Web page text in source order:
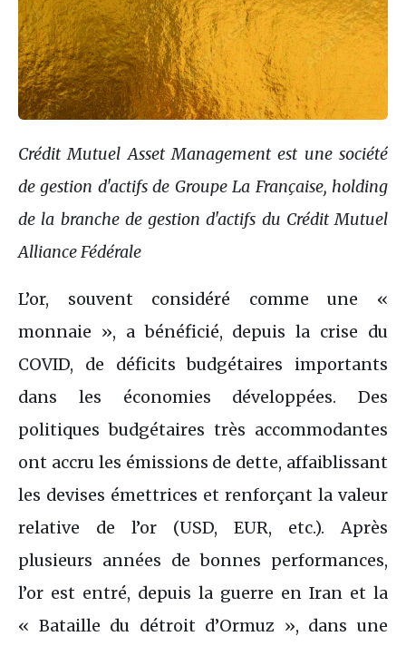
Crédit Mutuel Asset Management est une société
de gestion d'actifs de Groupe La Française, holding
de la branche de gestion d'actifs du Crédit Mutuel
Alliance Fédérale
L’or, souvent considéré comme une «
monnaie », a bénéficié, depuis la crise du
COVID, de déficits budgétaires importants
dans les économies développées. Des
politiques budgétaires très accommodantes
ont accru les émissions de dette, affaiblissant
les devises émettrices et renforçant la valeur
relative de l’or (USD, EUR, etc.). Après
plusieurs années de bonnes performances,
l’or est entré, depuis la guerre en Iran et la
« Bataille du détroit d’Ormuz », dans une